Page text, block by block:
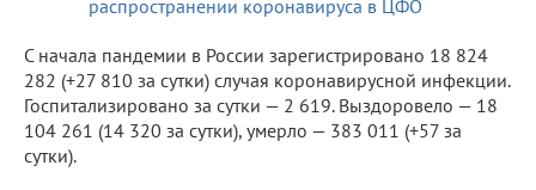
С начала пандемии в России зарегистрировано 18 824
282 (+27 810 за сутки) случая коронавирусной инфекции.
Госпитализировано за сутки — 2 619. Выздоровело — 18
104 261 (14 320 за сутки), умерло — 383 011 (+57 за
сутки).